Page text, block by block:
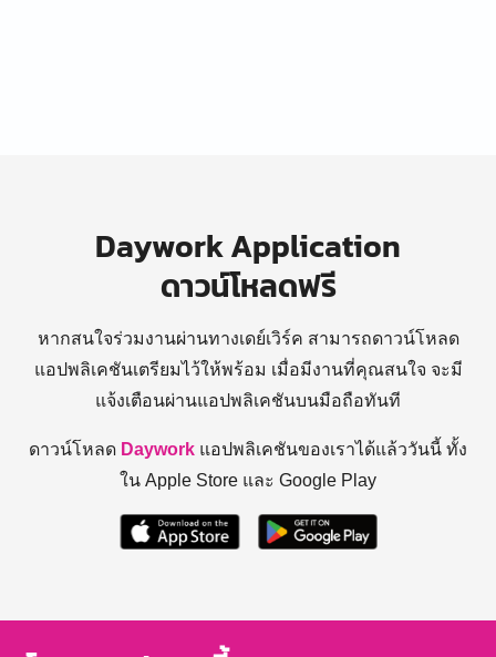
Daywork Application
ดาวน์โหลดฟรี
หากสนใจร่วมงานผ่านทางเดย์เวิร์ค สามารถดาวน์โหลด
แอปพลิเคชันเตรียมไว้ให้พร้อม เมื่อมีงานที่คุณสนใจ จะมี
แจ้งเตือนผ่านแอปพลิเคชันบนมือถือทันที
ดาวน์โหลด Daywork แอปพลิเคชันของเราได้แล้ววันนี้ ทั้ง
ใน Apple Store และ Google Play